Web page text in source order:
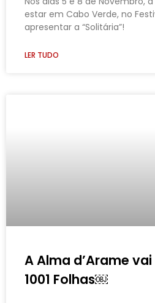
estar em Cabo Verde, no
apresentar a “Solitária”!
LER TUDO
A Alma d’Arame
1001 Folhas￼